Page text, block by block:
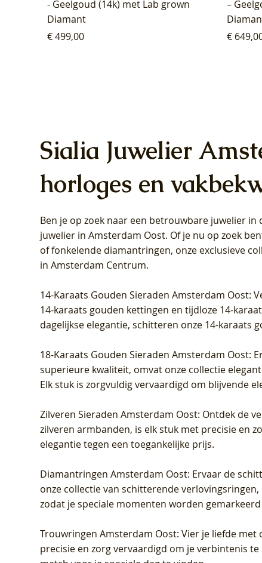
- Geelgoud (14k) met Lab grown
Diamant
Prijs
€ 499,00
–
Prijs
€
Blush Lab Diamonds Oorhangers
LG9006Y/S - Geelgoud (14k) met Lab
grown Diamant
Blush
grown
Blush Lab Diamonds Collier LG3019Y
– Geelgoud (14k) met Lab grown
Diamant
Blush
Blush Lab Diamonds Ring LG1031Y -
Geelgoud (14k) met Lab grown
Diamant
Blush
Sialia Juwelier
horloges en
Ben je op zoek naar een betrouwbare juwelier
juwelier in Amsterdam Oost. Of je nu op zoek
of fonkelende diamantringen, onze exclusieve
in Amsterdam Centrum.
14-Karaats Gouden Sieraden Amsterdam Oost:
14-karaats gouden kettingen en tijdloze 14-
dagelijkse elegantie, schitteren onze 14-karaats
18-Karaats Gouden Sieraden Amsterdam Oost:
superieure kwaliteit, omvat onze collectie
Elk stuk is zorgvuldig vervaardigd om blijvende
Zilveren Sieraden Amsterdam Oost: Ontdek de
zilveren armbanden, is elk stuk met precisie en
elegantie tegen een toegankelijke prijs.
Diamantringen Amsterdam Oost: Ervaar de
onze collectie van schitterende
zodat je speciale momenten worden
Trouwringen Amsterdam Oost: Vier je liefde
precisie en zorg vervaardigd om je verbintenis